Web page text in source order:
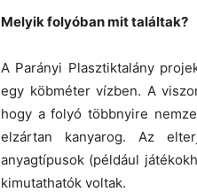
Melyik folyóban mit találtak?
A Parányi Plasztiktalány
egy köbméter vízben. A
hogy a folyó többnyire
elzártan kanyarog. Az
anyagtípusok (például
kimutathatók voltak.